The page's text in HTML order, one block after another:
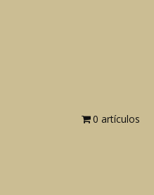
0 artículos